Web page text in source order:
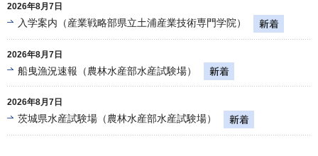
2026年8月7日
入学案内（産業戦略部県立土浦産業技術専門学院）
2026年8月7日
船曳漁況速報（農林水産部水産試験場）
2026年8月7日
茨城県水産試験場（農林水産部水産試験場）